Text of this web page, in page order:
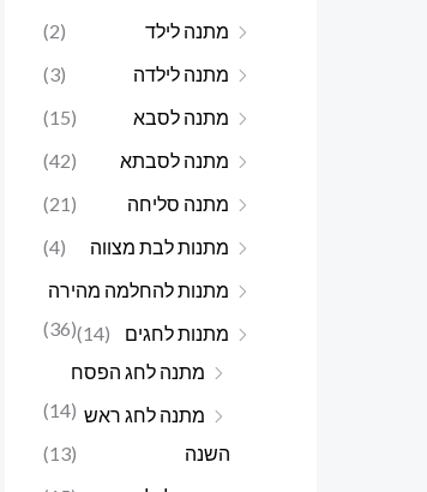
מתנה לילד
(2)
מתנה לילדה
(3)
מתנה לסבא
(15)
מתנה לסבתא
(42)
מתנה סליחה
(21)
מתנות לבת מצווה
(4)
מתנות להחלמה מהירה
(36)
מתנות לחגים
(14)
מתנה לחג הפסח
(14) מתנה לחג ראש
השנה
(13)